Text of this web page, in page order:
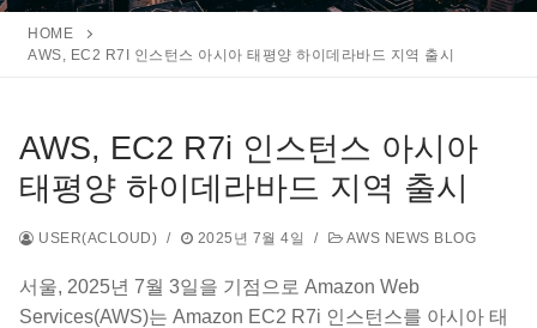
HOME
AWS, EC2 R7I 인스턴스 아시아 태평양 하이데라바드 지역 출시
AWS, EC2 R7i 인스턴스 아시아
태평양 하이데라바드 지역 출시
USER(ACLOUD) / 2025년 7월 4일 / AWS NEWS BLOG
서울, 2025년 7월 3일을 기점으로 Amazon Web
Services(AWS)는 Amazon EC2 R7i 인스턴스를 아시아 태